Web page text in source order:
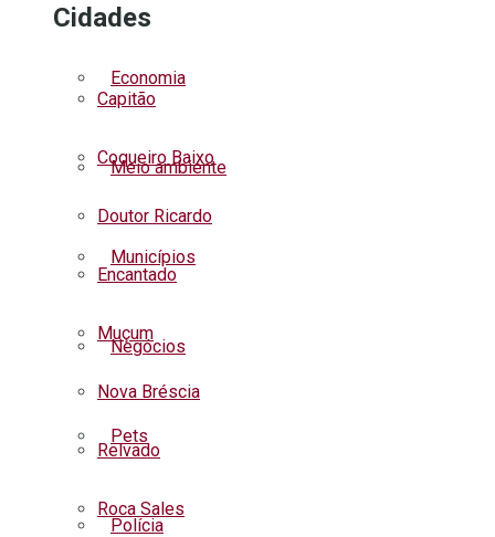
Economia
Meio ambiente
Municípios
Negócios
Pets
Polícia
Cidades
Capitão
Coqueiro Baixo
Doutor Ricardo
Encantado
Muçum
Nova Bréscia
Relvado
Roca Sales